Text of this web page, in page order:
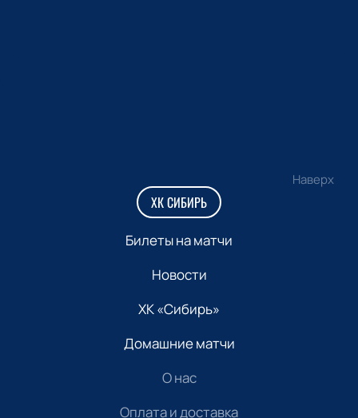
Наверх
ХК СИБИРЬ
Билеты на матчи
Новости
ХК «Сибирь»
Домашние матчи
О нас
Оплата и доставка